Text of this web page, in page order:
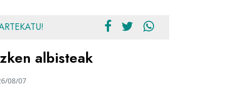
albisteak
08/07